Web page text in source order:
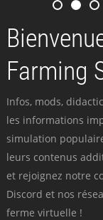
Farming
Infos, mods,
les informations
simulation
leurs contenus
et rejoignez notre
Discord et nos
ferme virtuelle !